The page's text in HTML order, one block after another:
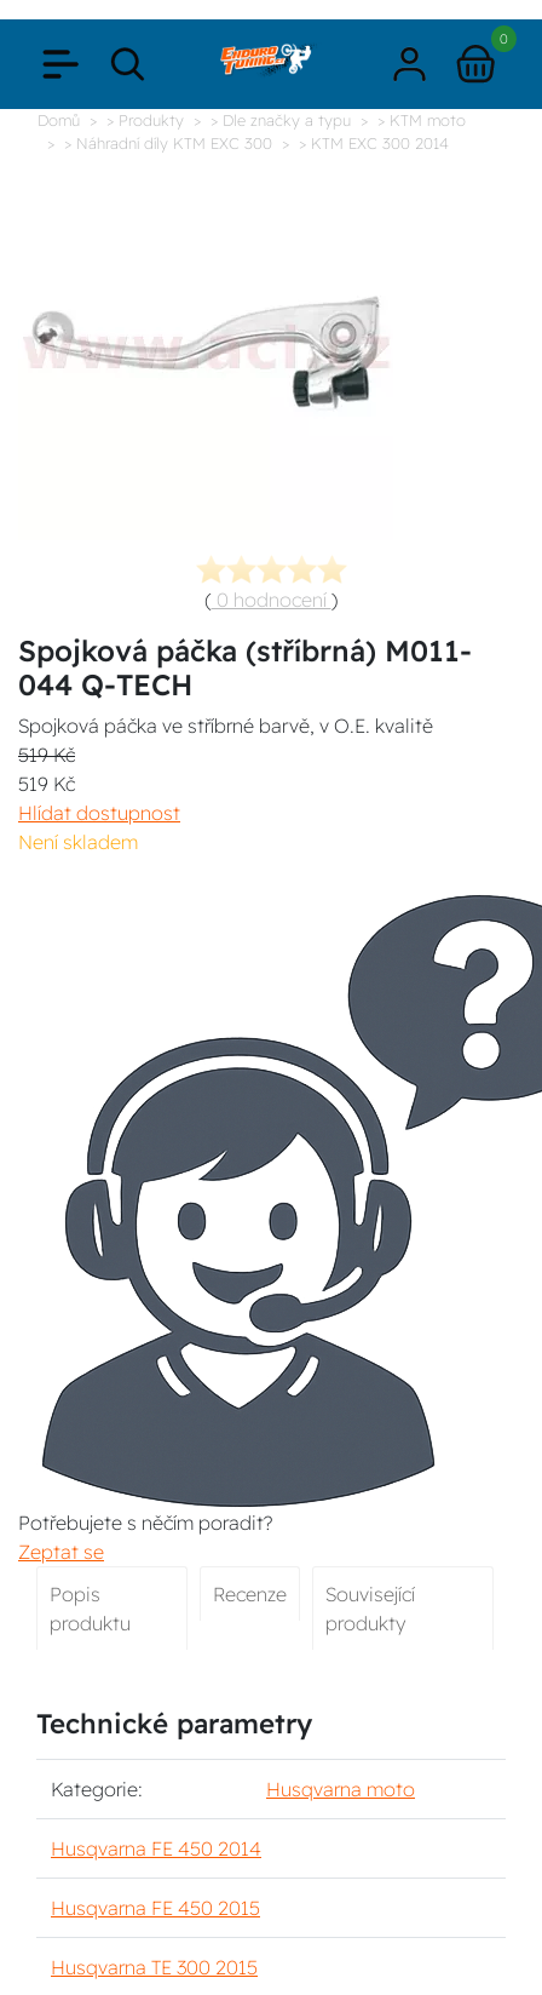
0
Domů > Produkty > Dle značky a typu
> KTM moto
> Náhradní díly KTM EXC 300
> KTM EXC 300 2014
( 0 hodnocení )
Spojková páčka (stříbrná) M011-
044 Q-TECH
Spojková páčka ve stříbrné barvě, v O.E. kvalitě
519 Kč
519 Kč
Hlídat dostupnost
Není skladem
Potřebujete s něčím poradit?
Zeptat se
Popis
produktu
Recenze
Související
produkty
Technické parametry
Kategorie: Husqvarna moto
Husqvarna FE 450 2014
Husqvarna FE 450 2015
Husqvarna TE 300 2015